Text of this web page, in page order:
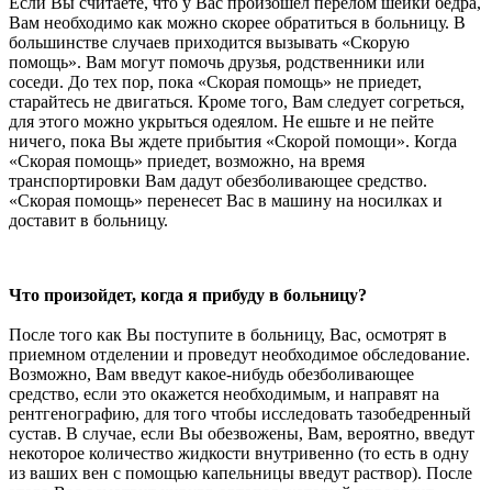
Вам необходимо как можно скорее обратиться в больницу. В
большинстве случаев приходится вызывать «Скорую
помощь». Вам могут помочь друзья, родственники или
соседи. До тех пор, пока «Скорая помощь» не приедет,
старайтесь не двигаться. Кроме того, Вам следует согреться,
для этого можно укрыться одеялом. Не ешьте и не пейте
ничего, пока Вы ждете прибытия «Скорой помощи». Когда
«Скорая помощь» приедет, возможно, на время
транспортировки Вам дадут обезболивающее средство.
«Скорая помощь» перенесет Вас в машину на носилках и
доставит в больницу.
Что произойдет, когда я прибуду в больницу?
После того как Вы поступите в больницу, Вас, осмотрят в
приемном отделении и проведут необходимое обследование.
Возможно, Вам введут какое-нибудь обезболивающее
средство, если это окажется необходимым, и направят на
рентгенографию, для того чтобы исследовать тазобедренный
сустав. В случае, если Вы обезвожены, Вам, вероятно, введут
некоторое количество жидкости внутривенно (то есть в одну
из ваших вен с помощью капельницы введут раствор). После